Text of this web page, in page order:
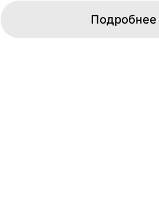
Подробнее